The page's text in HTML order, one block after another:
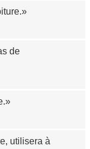
de
utilisera à